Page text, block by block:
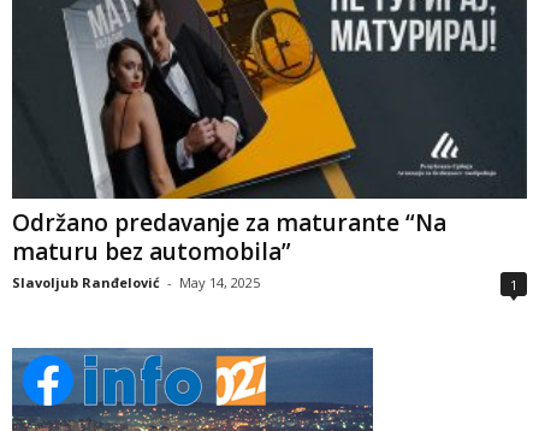
Održano predavanje za maturante “Na
maturu bez automobila”
Slavoljub Ranđelović - May 14, 2025 1